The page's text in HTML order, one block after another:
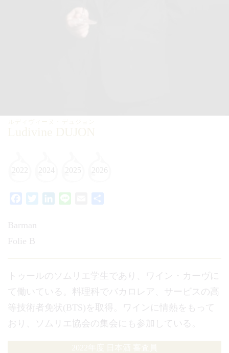
2022 2024 2025 2026
FacebookTwitterLinkedIn Email
Barman
Folie B
トゥールのソムリエ学生であり、ワイン・カーヴに
て働いている。料理科でバカロレア、サービスの高
等技術者免状(BTS)を取得。ワインに情熱をもって
おり、ソムリエ協会の集会にも参加している。